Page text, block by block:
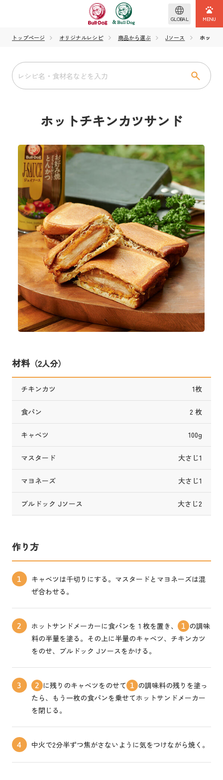
GLOBAL
トップページ オリジナルレシピ 商品から選ぶ Jソース ホット
ホットチキンカツサンド
材料（2人分）
チキンカツ 1枚
食パン 2 枚
キャベツ 100g
マスタード 大さじ1
マヨネーズ 大さじ1
ブルドック Jソース 大さじ2
作り方
1
キャベツは千切りにする。マスタードとマヨネーズは混
ぜ合わせる。
2 ホットサンドメーカーに食パンを１枚を置き、 1 の調味
料の半量を塗る。その上に半量のキャベツ、チキンカツ
をのせ、ブルドック Jソースをかける。
3 2 に残りのキャベツをのせて 1 の調味料の残りを塗っ
たら、もう一枚の食パンを乗せてホットサンドメーカー
を閉じる。
4 中火で2分半ずつ焦がさないように気をつけながら焼く。